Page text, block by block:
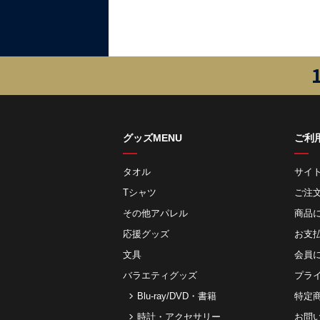
グッズMENU
タオル
Tシャツ
その他アパレル
応援グッズ
文具
バラエティグッズ
Blu-ray/DVD・書籍
時計・アクセサリー
ご利
サイ
ご注
商品
お⽀
会員
プラ
特定
お問